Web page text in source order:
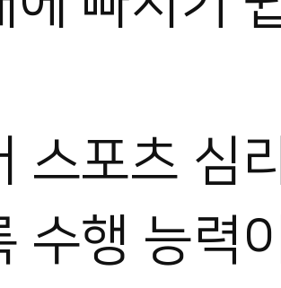
스포츠 심
수행 능력